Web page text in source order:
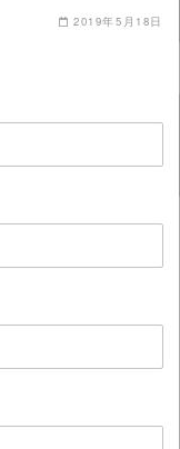
2019年5月18日